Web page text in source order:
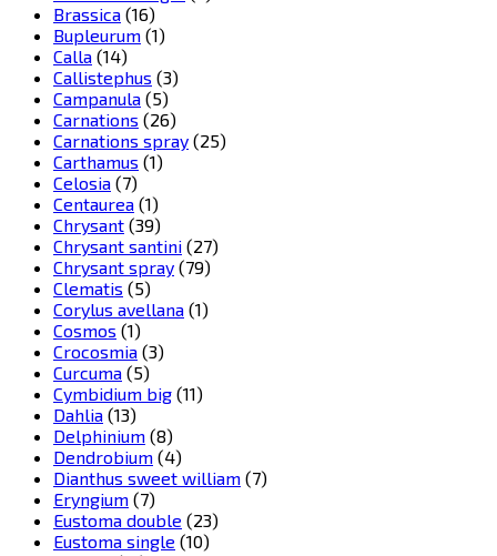
Brassica (16)
Bupleurum (1)
Calla (14)
Callistephus (3)
Campanula (5)
Carnations (26)
Carnations spray (25)
Carthamus (1)
Celosia (7)
Centaurea (1)
Chrysant (39)
Chrysant santini (27)
Chrysant spray (79)
Clematis (5)
Corylus avellana (1)
Cosmos (1)
Crocosmia (3)
Curcuma (5)
Cymbidium big (11)
Dahlia (13)
Delphinium (8)
Dendrobium (4)
Dianthus sweet william (7)
Eryngium (7)
Eustoma double (23)
Eustoma single (10)